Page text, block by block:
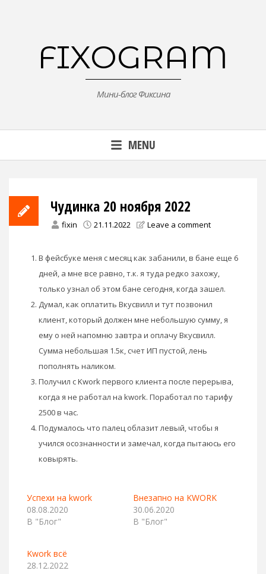
FIXOGRAM
Мини-блог Фиксина
MENU
Чудинка 20 ноября 2022
fixin 21.11.2022 Leave a comment
В фейсбуке меня с месяц как забанили, в бане еще 6
дней, а мне все равно, т.к. я туда редко захожу,
только узнал об этом бане сегодня, когда зашел.
Думал, как оплатить Вкусвилл и тут позвонил
клиент, который должен мне небольшую сумму, я
ему о ней напомню завтра и оплачу Вкусвилл.
Сумма небольшая 1.5к, счет ИП пустой, лень
пополнять наликом.
Получил с Kwork первого клиента после перерыва,
когда я не работал на kwork. Поработал по тарифу
2500 в час.
Подумалось что палец облазит левый, чтобы я
учился осознанности и замечал, когда пытаюсь его
ковырять.
Успехи на kwork
08.08.2020
В "Блог"
Внезапно на KWORK
30.06.2020
В "Блог"
Kwork всё
28.12.2022